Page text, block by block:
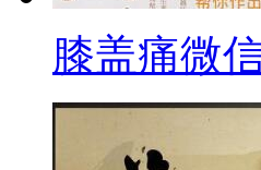
膝盖痛微